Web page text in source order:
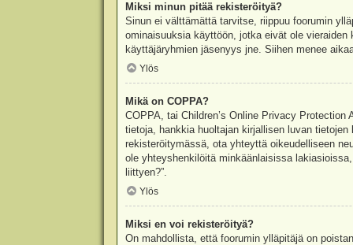
Miksi minun pitää rekisteröityä?
Sinun ei välttämättä tarvitse, riippuu foorumin
ominaisuuksia käyttöön, jotka eivät ole
käyttäjäryhmien jäsenyys jne. Siihen menee
Ylös
Mikä on COPPA?
COPPA, tai Children’s Online Privacy
tietoja, hankkia huoltajan kirjallisen luvan
rekisteröitymässä, ota yhteyttä oikeudelliseen
ole yhteyshenkilöitä minkäänlaisissa
liittyen?”.
Ylös
Miksi en voi rekisteröityä?
On mahdollista, että foorumin ylläpitäjä on